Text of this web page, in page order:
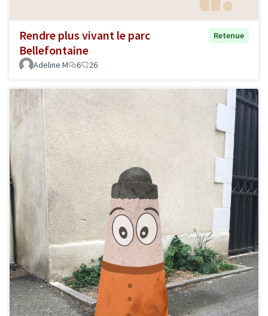
Rendre plus vivant le parc
Bellefontaine
Retenue
Adeline M 6 26